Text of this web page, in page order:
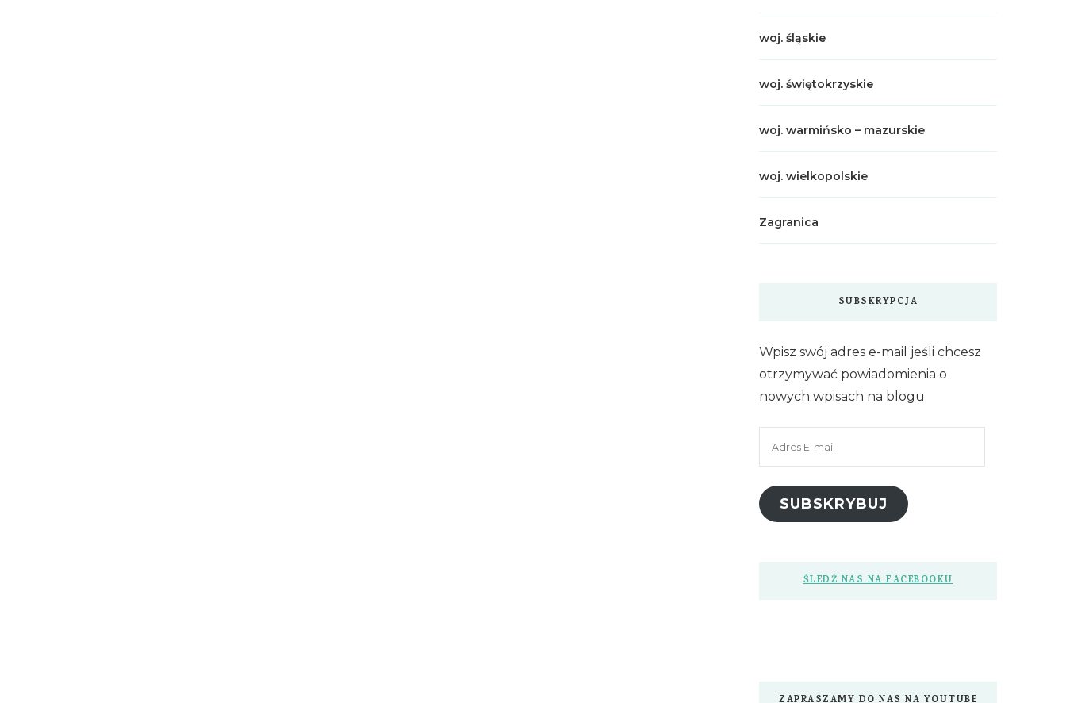
woj. śląskie
woj. świętokrzyskie
woj. warmińsko – mazurskie
woj. wielkopolskie
Zagranica
SUBSKRYPCJA
Wpisz swój adres e-mail jeśli chcesz
otrzymywać powiadomienia o
nowych wpisach na blogu.
SUBSKRYBUJ
ŚLEDŹ NAS NA FACEBOOKU